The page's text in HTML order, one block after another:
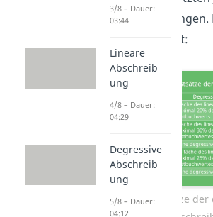
wieder
kurze Übersicht:
Höchstsätze der
3/8 – Dauer:
03:44
Lineare
Abschreib
ung
4/8 – Dauer:
04:29
Degressive
Abschreib
ung
5/8 – Dauer:
04:12